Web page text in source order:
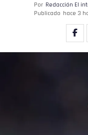
Por Redacción El
Publicado hace 3